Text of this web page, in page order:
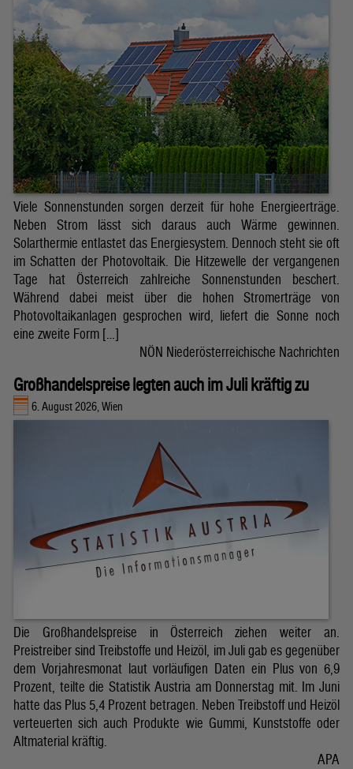
Viele Sonnenstunden sorgen derzeit für hohe Energieerträge.
Neben Strom lässt sich daraus auch Wärme gewinnen.
Solarthermie entlastet das Energiesystem. Dennoch steht sie oft
im Schatten der Photovoltaik. Die Hitzewelle der vergangenen
Tage hat Österreich zahlreiche Sonnenstunden beschert.
Während dabei meist über die hohen Stromerträge von
Photovoltaikanlagen gesprochen wird, liefert die Sonne noch
eine zweite Form […]
NÖN Niederösterreichische Nachrichten
Großhandelspreise legten auch im Juli kräftig zu
6. August 2026, Wien
Die Großhandelspreise in Österreich ziehen weiter an.
Preistreiber sind Treibstoffe und Heizöl, im Juli gab es gegenüber
dem Vorjahresmonat laut vorläufigen Daten ein Plus von 6,9
Prozent, teilte die Statistik Austria am Donnerstag mit. Im Juni
hatte das Plus 5,4 Prozent betragen. Neben Treibstoff und Heizöl
verteuerten sich auch Produkte wie Gummi, Kunststoffe oder
Altmaterial kräftig.
APA